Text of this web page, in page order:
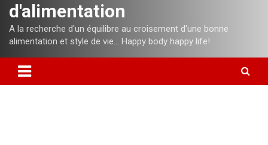
d'alimentation
A la recherche d'un équilibre au croisement d'une bonne
alimentation et style de vie… Happy body happy life!